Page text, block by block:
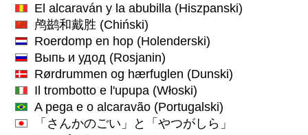
El alcaraván y la abubilla (Hiszpanski)
鸬鹚和戴胜 (Chiński)
Roerdomp en hop (Holenderski)
Выпь и удод (Rosjanin)
Rørdrummen og hærfuglen (Dunski)
Il trombotto e l'upupa (Włoski)
A pega e o alcaravão (Portugalski)
「さんかのごい」と「やつがしら」